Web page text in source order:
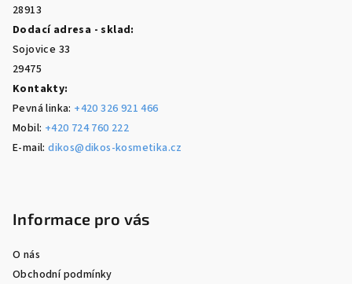
28913
Dodací adresa - sklad:
Sojovice 33
29475
Kontakty:
Pevná linka: +420 326 921 466
Mobil: +420 724 760 222
E-mail:dikos@dikos-kosmetika.cz
Informace pro vás
O nás
Obchodní podmínky